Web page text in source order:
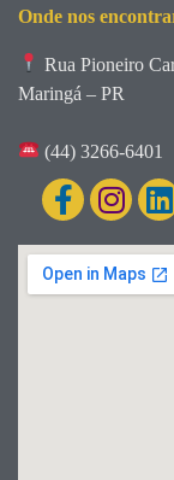
Onde nos
Rua Pioneiro
Maringá – PR
(44) 3266-6401